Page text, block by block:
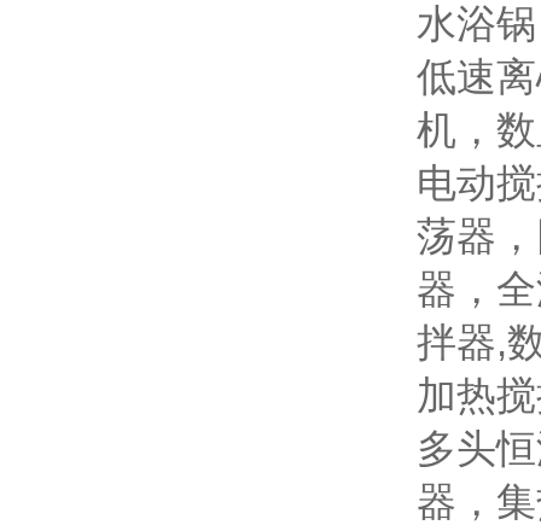
水浴
低速
机，
电动
荡器
器，
拌器,
加热
多头
器，